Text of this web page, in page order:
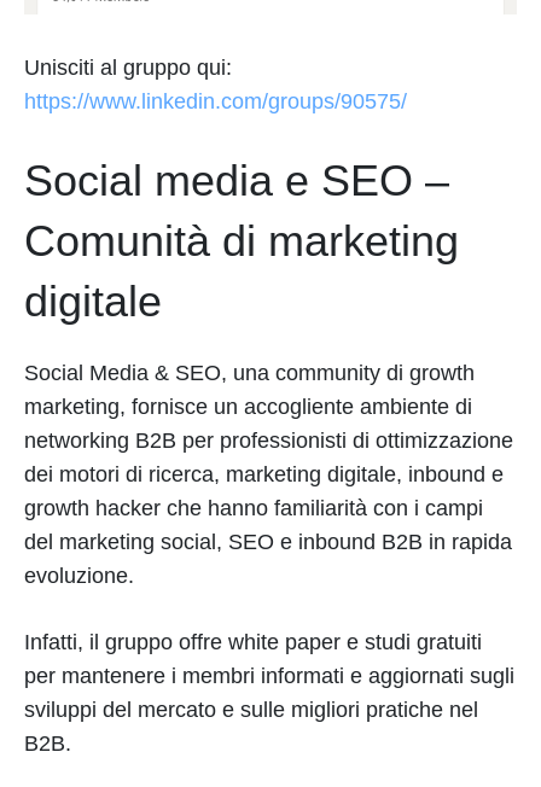
Unisciti al gruppo qui:
https://www.linkedin.com/groups/90575/
Social media e SEO –
Comunità di marketing
digitale
Social Media & SEO, una community di growth
marketing, fornisce un accogliente ambiente di
networking B2B per professionisti di ottimizzazione
dei motori di ricerca, marketing digitale, inbound e
growth hacker che hanno familiarità con i campi
del marketing social, SEO e inbound B2B in rapida
evoluzione.
Infatti, il gruppo offre white paper e studi gratuiti
per mantenere i membri informati e aggiornati sugli
sviluppi del mercato e sulle migliori pratiche nel
B2B.